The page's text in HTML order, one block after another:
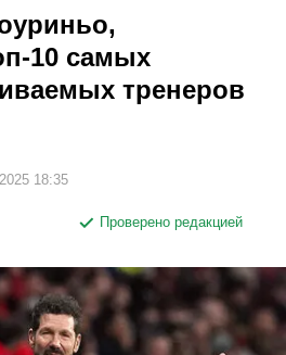
10 самых
тренеров
18:35
Проверено редакцией